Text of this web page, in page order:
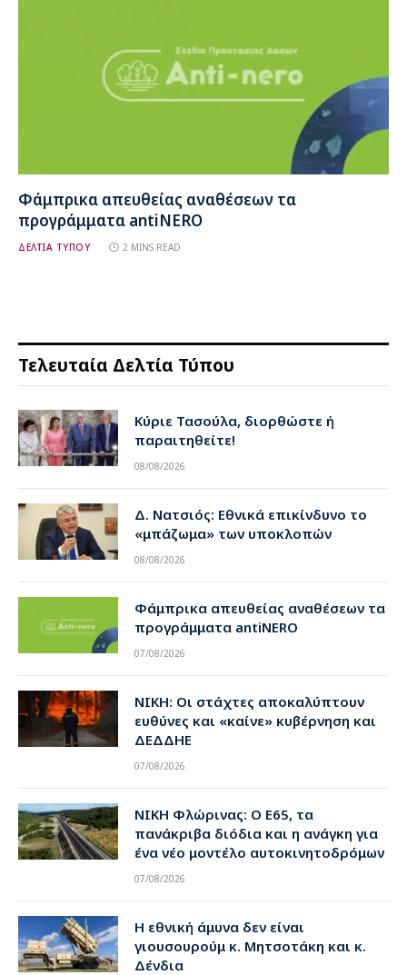
Φάμπρικα απευθείας αναθέσεων τα
προγράμματα antiNERO
ΔΕΛΤΙΑ ΤΥΠΟΥ 2 MINS READ
Τελευταία Δελτία Τύπου
Κύριε Τασούλα, διορθώστε ή
παραιτηθείτε!
08/08/2026
Δ. Νατσιός: Εθνικά επικίνδυνο το
«μπάζωμα» των υποκλοπών
08/08/2026
Φάμπρικα απευθείας αναθέσεων τα
προγράμματα antiNERO
07/08/2026
ΝΙΚΗ: Οι στάχτες αποκαλύπτουν
ευθύνες και «καίνε» κυβέρνηση και
ΔΕΔΔΗΕ
07/08/2026
ΝΙΚΗ Φλώρινας: Ο Ε65, τα
πανάκριβα διόδια και η ανάγκη για
ένα νέο μοντέλο αυτοκινητοδρόμων
07/08/2026
Η εθνική άμυνα δεν είναι
γιουσουρούμ κ. Μητσοτάκη και κ.
Δένδια